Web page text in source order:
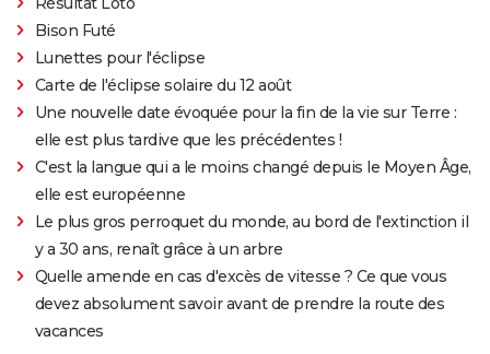
Bison Futé
Lunettes pour l'éclipse
Carte de l'éclipse solaire du 12 août
Une nouvelle date évoquée pour la fin de la vie sur Terre :
elle est plus tardive que les précédentes !
C'est la langue qui a le moins changé depuis le Moyen Âge,
elle est européenne
Le plus gros perroquet du monde, au bord de l'extinction il
y a 30 ans, renaît grâce à un arbre
Quelle amende en cas d'excès de vitesse ? Ce que vous
devez absolument savoir avant de prendre la route des
vacances